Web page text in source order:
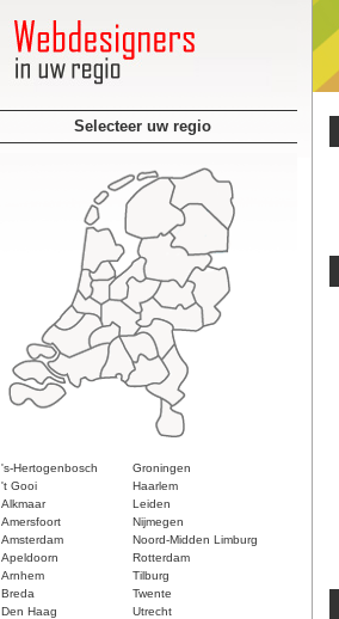
Selecteer uw regio
's-Hertogenbosch
Groningen
't Gooi
Haarlem
Alkmaar
Leiden
Amersfoort
Nijmegen
Amsterdam
Noord-Midden Limburg
Apeldoorn
Rotterdam
Arnhem
Tilburg
Breda
Twente
Den Haag
Utrecht